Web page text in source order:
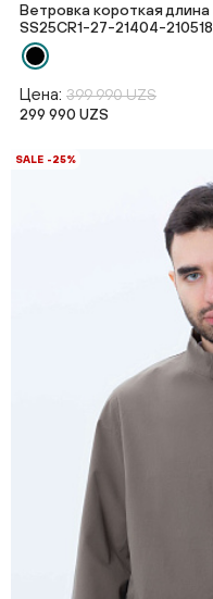
Ветровка короткая длина
SS25CR1-27-21404-210518
Цена: 399 990 UZS
299 990 UZS
SALE -25%